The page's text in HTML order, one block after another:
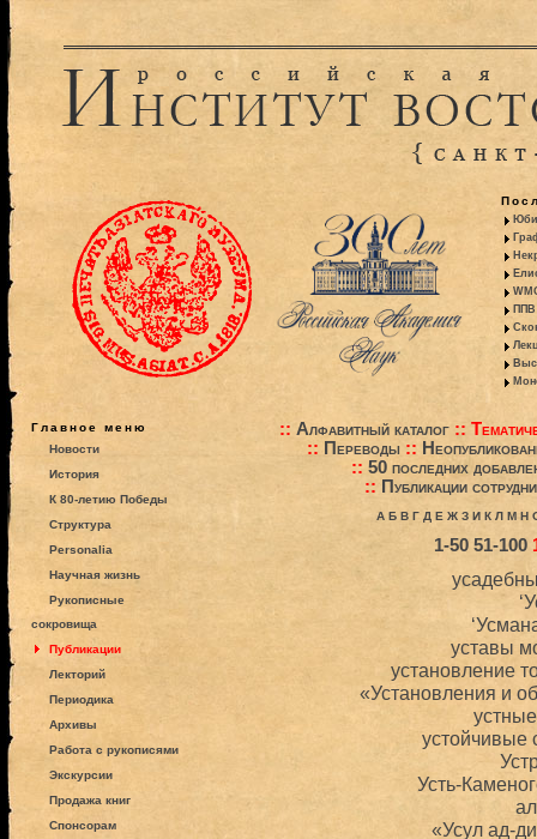
ППВ
Главное меню
Новости
История
К 80-летию Победы
Структура
Personalia
Научная жизнь
Рукописные
сокровища
Публикации
Лекторий
Периодика
Архивы
Работа с рукописями
Экскурсии
Продажа книг
Спонсорам
:: Алфавитный каталог ::
:: Переводы::
:: 50 последних
:: Публикации
А Б В Г Д Е Ж З И К Л М Н
1-50 51-100
уставы
установление
«Установления и
устойчивые
Усть-
«Усул ад-